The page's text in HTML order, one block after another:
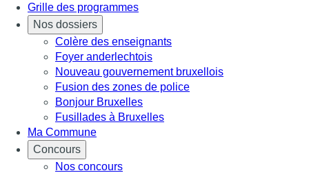
Grille des programmes
Nos dossiers
Colère des enseignants
Foyer anderlechtois
Nouveau gouvernement bruxellois
Fusion des zones de police
Bonjour Bruxelles
Fusillades à Bruxelles
Ma Commune
Concours
Nos concours